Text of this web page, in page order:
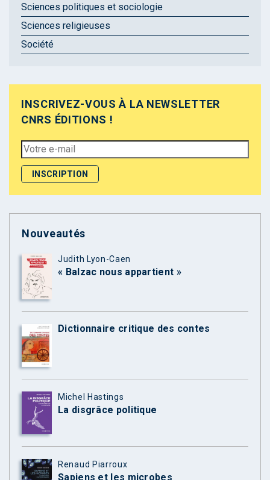
Sciences politiques et sociologie
Sciences religieuses
Société
INSCRIVEZ-VOUS À LA NEWSLETTER
CNRS ÉDITIONS !
Nouveautés
Judith Lyon-Caen
« Balzac nous appartient »
Dictionnaire critique des contes
Michel Hastings
La disgrâce politique
Renaud Piarroux
Sapiens et les microbes